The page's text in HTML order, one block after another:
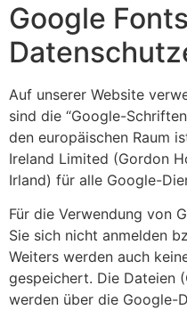
Google Fonts
Auf unserer Website
sind die “Google-
den europäischen Raum
Ireland Limited (Gordon
Irland) für alle Google-
Für die Verwendung von
Sie sich nicht anmelden
Weiters werden auch
gespeichert. Die Dateien
werden über die Google-